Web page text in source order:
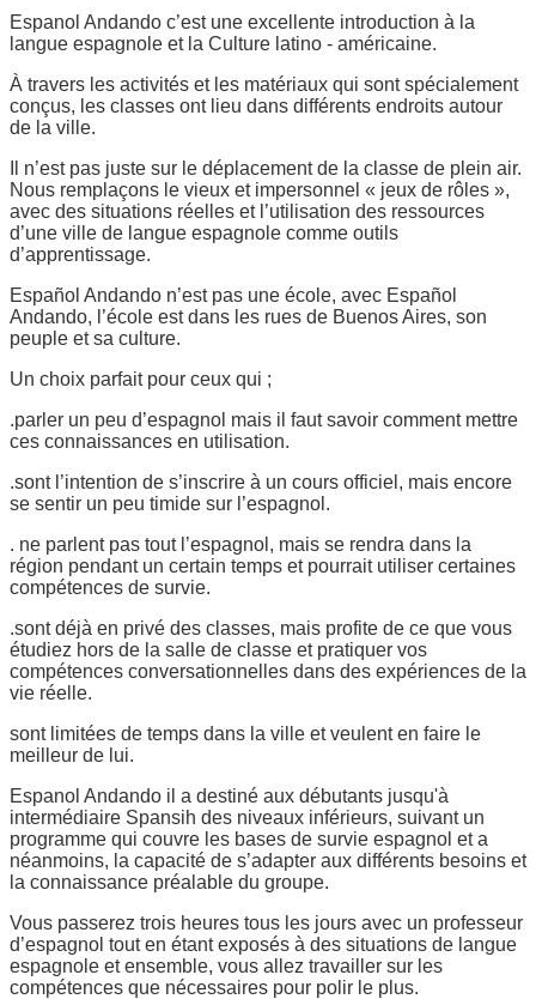
Espanol Andando c’est une excellente introduction à la
langue espagnole et la Culture latino - américaine.
À travers les activités et les matériaux qui sont spécialement
conçus, les classes ont lieu dans différents endroits autour
de la ville.
Il n’est pas juste sur le déplacement de la classe de plein air.
Nous remplaçons le vieux et impersonnel « jeux de rôles »,
avec des situations réelles et l’utilisation des ressources
d’une ville de langue espagnole comme outils
d’apprentissage.
Español Andando n’est pas une école, avec Español
Andando, l’école est dans les rues de Buenos Aires, son
peuple et sa culture.
Un choix parfait pour ceux qui ;
.parler un peu d’espagnol mais il faut savoir comment mettre
ces connaissances en utilisation.
.sont l’intention de s’inscrire à un cours officiel, mais encore
se sentir un peu timide sur l’espagnol.
. ne parlent pas tout l’espagnol, mais se rendra dans la
région pendant un certain temps et pourrait utiliser certaines
compétences de survie.
.sont déjà en privé des classes, mais profite de ce que vous
étudiez hors de la salle de classe et pratiquer vos
compétences conversationnelles dans des expériences de la
vie réelle.
sont limitées de temps dans la ville et veulent en faire le
meilleur de lui.
Espanol Andando il a destiné aux débutants jusqu'à
intermédiaire Spansih des niveaux inférieurs, suivant un
programme qui couvre les bases de survie espagnol et a
néanmoins, la capacité de s’adapter aux différents besoins et
la connaissance préalable du groupe.
Vous passerez trois heures tous les jours avec un professeur
d’espagnol tout en étant exposés à des situations de langue
espagnole et ensemble, vous allez travailler sur les
compétences que nécessaires pour polir le plus.